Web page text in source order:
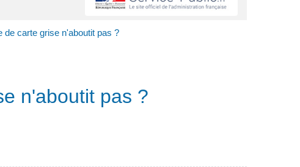
carte grise n'aboutit pas ?
n'aboutit pas ?